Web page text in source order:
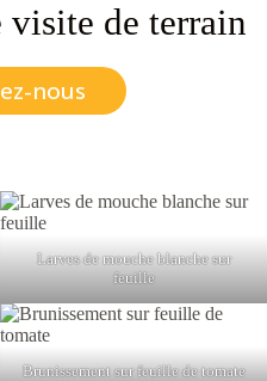
visite de terrain
nous
Larves de mouche blanche sur
feuille
Brunissement sur feuille de tomate